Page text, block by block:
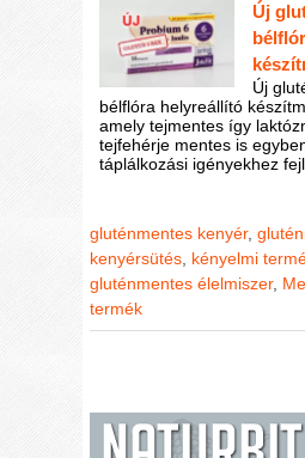
Új
Új
bélflóra helyreállító
amely tejmentes így
tejfehérje mentes is
táplálkozási igényekhez
gluténmentes kenyér,
kenyérsütés kényelmi
gluténmentes élelmiszer,
termék